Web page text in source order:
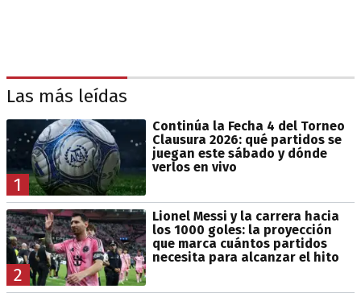
Las más leídas
1
Continúa la Fecha 4 del Torneo
Clausura 2026: qué partidos se
juegan este sábado y dónde
verlos en vivo
2
Lionel Messi y la carrera hacia
los 1000 goles: la proyección
que marca cuántos partidos
necesita para alcanzar el hito